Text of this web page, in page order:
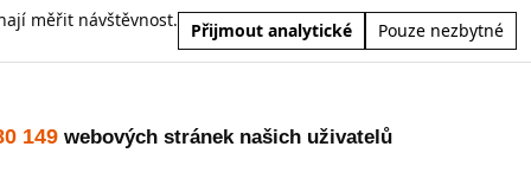
měřit návštěvnost.
Přijmout analytické Pouze nezbytné
149 webových stránek našich uživatelů